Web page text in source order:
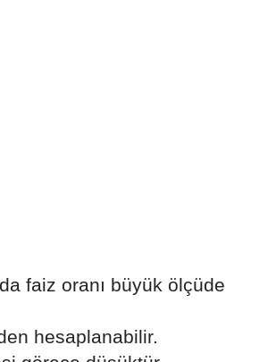
faiz oranı büyük ölçüde
hesaplanabilir.